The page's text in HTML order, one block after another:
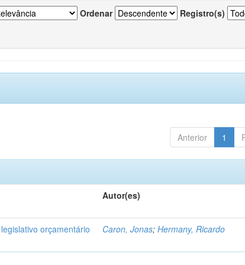
Ordenar Registro(s)
Anterior 1
Autor(es)
orçamentário
Caron, Jonas;Hermany, Ricardo